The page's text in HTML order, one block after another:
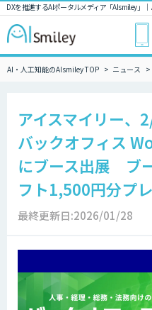
DXを推進するAIポータルメディア「AIsmiley」
AI・人工知能のAIsmiley TOP ニュース
アイスマイリー、
バックオフィス
にブース出展 ブ
フト1,500円分プ
最終更新日:2026/01/28